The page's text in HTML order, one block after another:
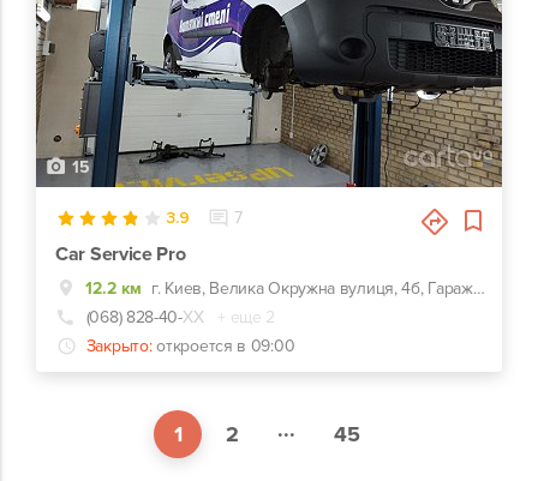
15
3.9 7
Car Service Pro
12.2 км
г. Киев, Велика Окружна вулиця, 4б, Гаражный кооператив Березка-2
(068) 828-40-ХХ
+ еще 2
Закрыто: откроется в 09:00
1 2 ... 45